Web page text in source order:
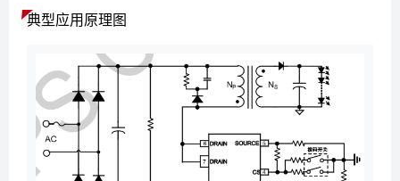
典型应用原理图